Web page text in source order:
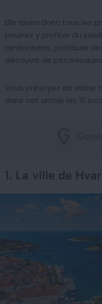
Elle ravira donc tous les
pourrez y profiter du
randonnées, pratiquer
découvrir de pittoresques
Vous prévoyez de visiter
dans cet article les 10
1. La ville de Hvar